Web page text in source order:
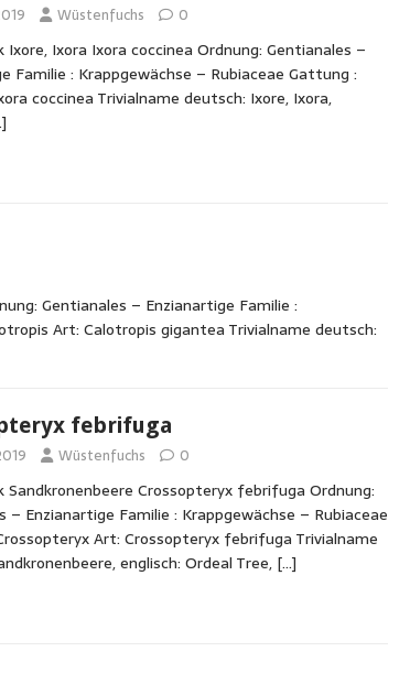
Wüstenfuchs 0
Ixora Ixora coccinea Ordnung: Gentianales –
Familie : Krappgewächse – Rubiaceae Gattung :
coccinea Trivialname deutsch: Ixore, Ixora,
Gentianales – Enzianartige Familie :
Art: Calotropis gigantea Trivialname deutsch:
febrifuga
Wüstenfuchs 0
Crossopteryx febrifuga Ordnung:
– Enzianartige Familie : Krappgewächse – Rubiaceae
Art: Crossopteryx febrifuga Trivialname
englisch: Ordeal Tree, […]